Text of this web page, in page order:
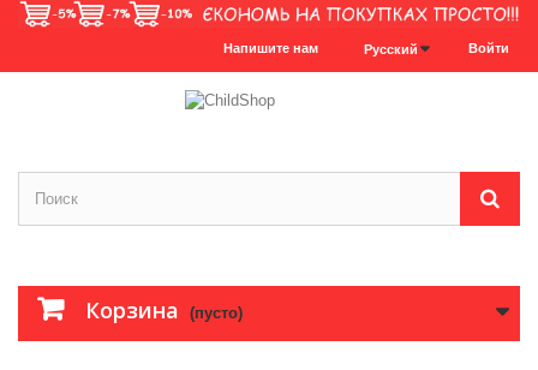
Войти
Русский
Напишите нам
Корзина (пусто)